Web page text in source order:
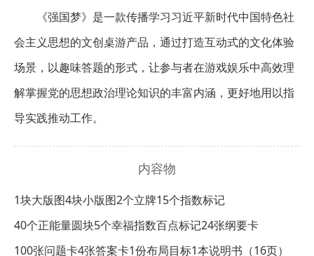
《强国梦》是一款传播学习习近平新时代中国特色社
会主义思想的文创桌游产品，通过打造互动式的文化体验
场景，以趣味答题的形式，让参与者在游戏娱乐中高效理
解掌握党的思想政治理论知识的丰富内涵，更好地用以指
导实践推动工作。
内容物
1块大版图4块小版图2个立牌15个指数标记
40个正能量圆块5个幸福指数百点标记24张纲要卡
100张问题卡4张答案卡1份布局目标1本说明书（16页）